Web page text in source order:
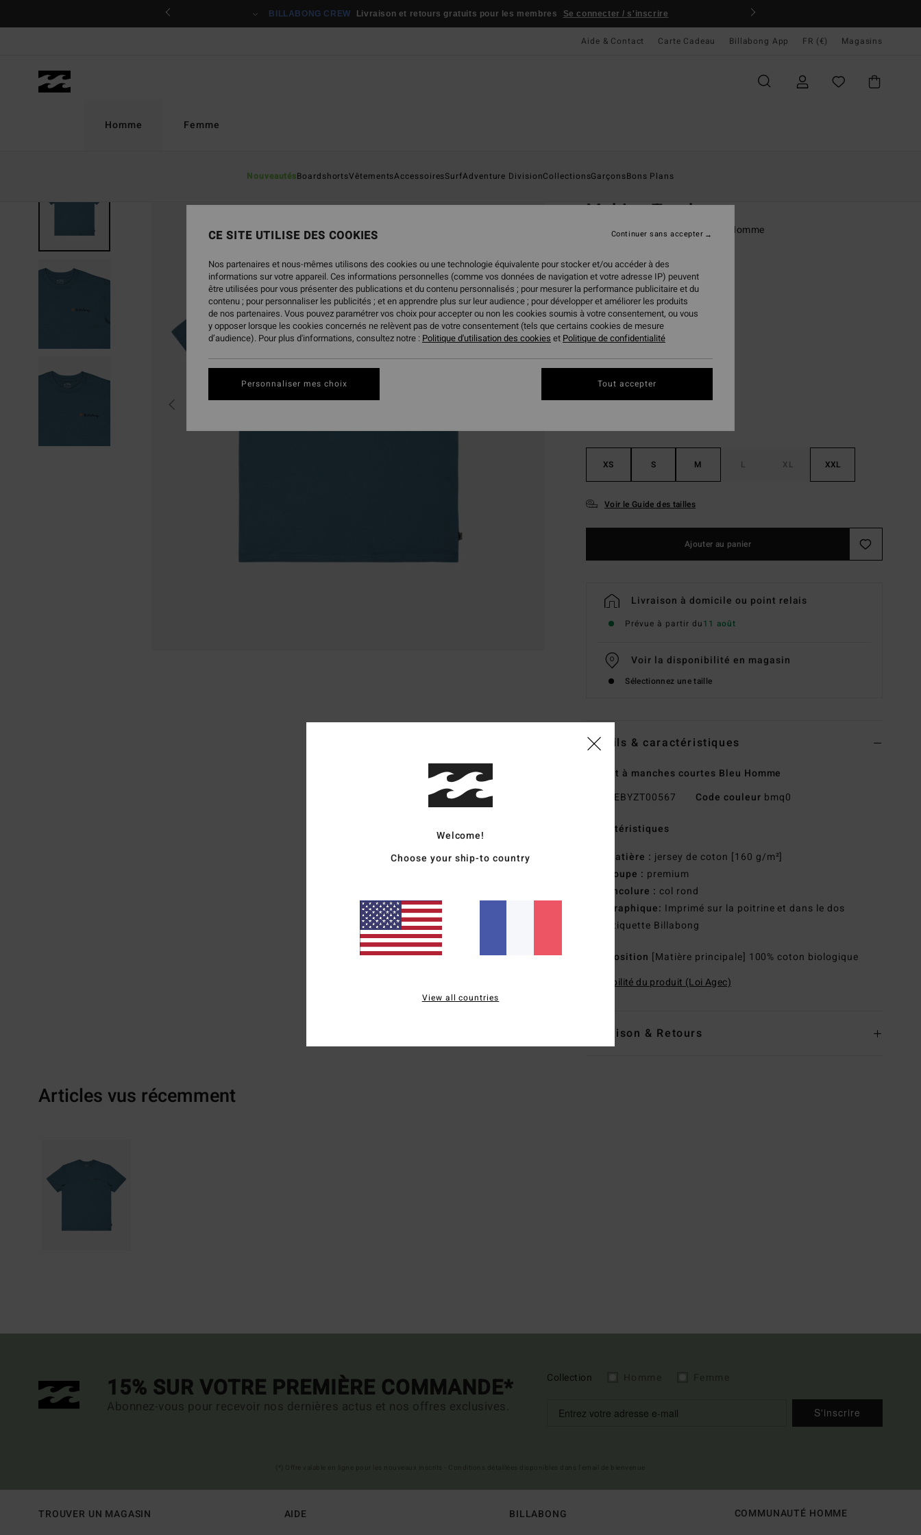
BILLABONG CREW Livraison et retours gratuits pour les membres Se connecter / s'inscrire
Aide & Contact Carte Cadeau Billabong App FR (€) Magasins
Homme
NouveautésBoardshortsVêtementsAccessoiresSurfAdventure DivisionCollectionsGarçonsBons Plans
Femme
Making Tracks
T-Shirt à manches courtes Bleu Homme
ECO-BONUS
35,95 €
40%
21,57 €
BONS PLANS
XS S M L XL XXL
Voir le Guide des tailles
Ajouter au panier
Livraison à domicile ou point relais
Prévue à partir du11 août
Voir la disponibilité en magasin
Sélectionnez une taille
Details & caractéristiques
T-Shirt à manches courtes Bleu Homme
EBYZT00567 Code couleur bmq0
Caractéristiques
Matière : jersey de coton [160 g/m²]
Coupe : premium
Encolure : col rond
Graphique: Imprimé sur la poitrine et dans le dos
Étiquette Billabong
Composition [Matière principale] 100% coton biologique
Traçabilité du produit (Loi Agec)
Livraison & Retours
Articles vus récemment
15% SUR VOTRE PREMIÈRE COMMANDE*
Abonnez-vous pour recevoir nos dernières actus et nos offres exclusives.
Collection
S'inscrire
TROUVER UN MAGASIN AIDE BILLABONG COMMUNAUTÉ HOMME
Welcome!
Choose your ship-to country
View all countries
CE SITE UTILISE DES COOKIES
Nos partenaires et nous-mêmes utilisons des cookies ou une technologie équivalente pour stocker et/ou accéder à des
informations sur votre appareil. Ces informations personnelles (comme vos données de navigation et votre adresse IP) peuvent
être utilisées pour vous présenter des publications et du contenu personnalisés ; pour mesurer la performance publicitaire et du
contenu ; pour personnaliser les publicités ; et en apprendre plus sur leur audience ; pour développer et améliorer les produits
de nos partenaires. Vous pouvez paramétrer vos choix pour accepter ou non les cookies soumis à votre consentement, ou vous
y opposer lorsque les cookies concernés ne relèvent pas de votre consentement (tels que certains cookies de mesure
d’audience). Pour plus d'informations, consultez notre : Politique d'utilisation des cookies et Politique de confidentialité
Personnaliser mes choix
Continuer sans accepter
Tout accepter